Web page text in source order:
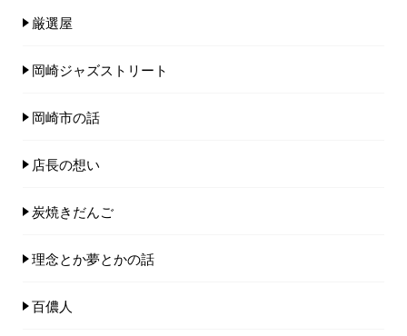
厳選屋
岡崎ジャズストリート
岡崎市の話
店長の想い
炭焼きだんご
理念とか夢とかの話
百儂人